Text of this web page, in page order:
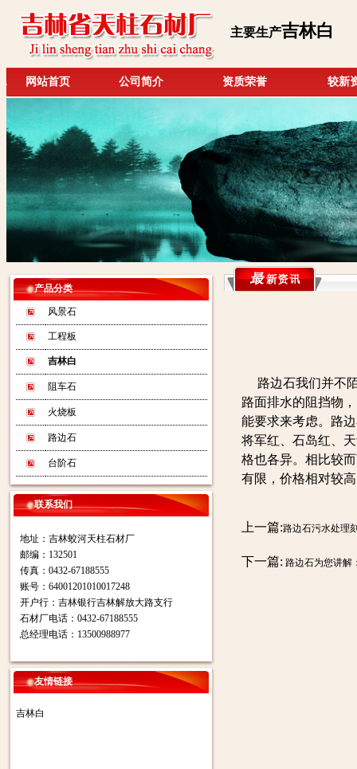
主要生产吉林白
网站首页 公司简介 资质荣誉 较新
产品分类
风景石
工程板
吉林白
阻车石
火烧板
路边石
台阶石
联系我们
地址：吉林蛟河天柱石材厂
邮编：132501
传真：0432-67188555
账号：64001201010017248
开户行：吉林银行吉林解放大路支行
石材厂电话：0432-67188555
总经理电话：13500988977
友情链接
吉林白
路边石我们并不陌
路面排水的阻挡物
能要求来考虑。路
将军红、石岛红、
格也各异。相比较
有限，价格相对较
上一篇:路边石污水处理
下一篇: 路边石为您讲解